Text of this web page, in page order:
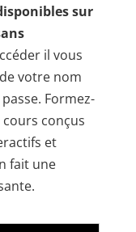
sur
il vous
votre nom
Formez-
cours conçus
et
fait une